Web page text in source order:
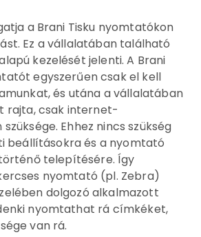
a Brani Tisku nyomtatókon
Ez a vállalatában található
kezelését jelenti. A Brani
egyszerűen csak el kell
és utána a vállalatában
rajta, csak internet-
Ehhez nincs szükség
beállításokra és a nyomtató
telepítésére. Így
nyomtató (pl. Zebra)
dolgozó alkalmazott
nyomtathat rá címkéket,
van rá.